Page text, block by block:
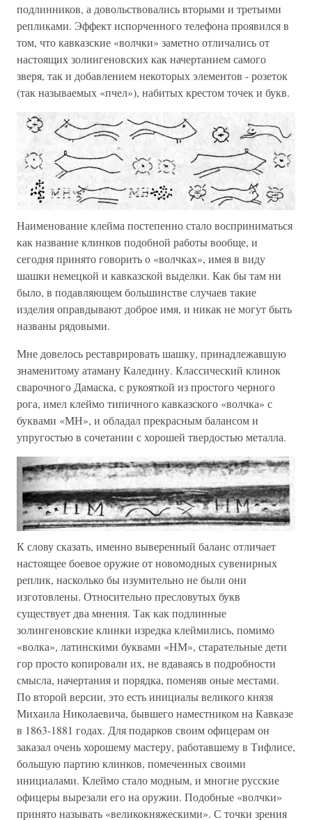
подлинников, а довольствовались вторыми и третьими
репликами. Эффект испорченного телефона проявился в
том, что кавказские «волчки» заметно отличались от
настоящих золингеновских как начертанием самого
зверя, так и добавлением некоторых элементов - розеток
(так называемых «пчел»), набитых крестом точек и букв.
Наименование клейма постепенно стало восприниматься
как название клинков подобной работы вообще, и
сегодня принято говорить о «волчках», имея в виду
шашки немецкой и кавказской выделки. Как бы там ни
было, в подавляющем большинстве случаев такие
изделия оправдывают доброе имя, и никак не могут быть
названы рядовыми.
Мне довелось реставрировать шашку, принадлежавшую
знаменитому атаману Каледину. Классический клинок
сварочного Дамаска, с рукояткой из простого черного
рога, имел клеймо типичного кавказского «волчка» с
буквами «МН», и обладал прекрасным балансом и
упругостью в сочетании с хорошей твердостью металла.
К слову сказать, именно выверенный баланс отличает
настоящее боевое оружие от новомодных сувенирных
реплик, насколько бы изумительно не были они
изготовлены. Относительно пресловутых букв
существует два мнения. Так как подлинные
золингеновские клинки изредка клеймились, помимо
«волка», латинскими буквами «НМ», старательные дети
гор просто копировали их, не вдаваясь в подробности
смысла, начертания и порядка, поменяв оные местами.
По второй версии, это есть инициалы великого князя
Михаила Николаевича, бывшего наместником на Кавказе
в 1863-1881 годах. Для подарков своим офицерам он
заказал очень хорошему мастеру, работавшему в Тифлисе,
большую партию клинков, помеченных своими
инициалами. Клеймо стало модным, и многие русские
офицеры вырезали его на оружии. Подобные «волчки»
принято называть «великокняжескими». С точки зрения